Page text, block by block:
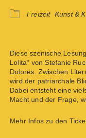
Freizeit Kunst &
Diese szenische
Lolita“ von Stefanie
Dolores. Zwischen
wird der patriarchale
Dabei entsteht eine
Macht und der Frage,
Mehr Infos zu den